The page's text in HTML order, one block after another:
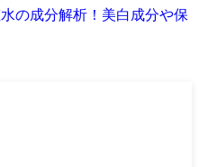
の成分解析！美白成分や保